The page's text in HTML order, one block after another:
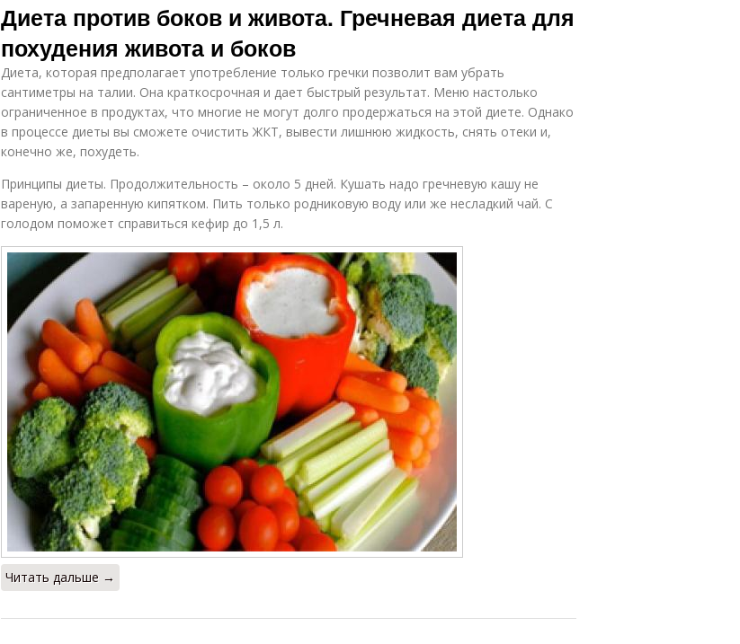
Диета против боков и живота. Гречневая диета для
похудения живота и боков
Диета, которая предполагает употребление только гречки позволит вам убрать
сантиметры на талии. Она краткосрочная и дает быстрый результат. Меню настолько
ограниченное в продуктах, что многие не могут долго продержаться на этой диете. Однако
в процессе диеты вы сможете очистить ЖКТ, вывести лишнюю жидкость, снять отеки и,
конечно же, похудеть.
Принципы диеты. Продолжительность – около 5 дней. Кушать надо гречневую кашу не
вареную, а запаренную кипятком. Пить только родниковую воду или же несладкий чай. С
голодом поможет справиться кефир до 1,5 л.
Читать дальше →